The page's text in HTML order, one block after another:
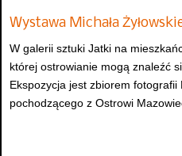
Wystawa Michała
W galerii sztuki Jatki na
której ostrowianie mogą znaleźć
Ekspozycja jest zbiorem fotografii
pochodzącego z Ostrowi